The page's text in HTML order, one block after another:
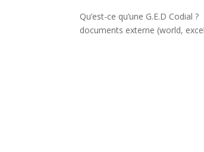
Qu’est-ce qu’une G.E.D
documents externe (world,